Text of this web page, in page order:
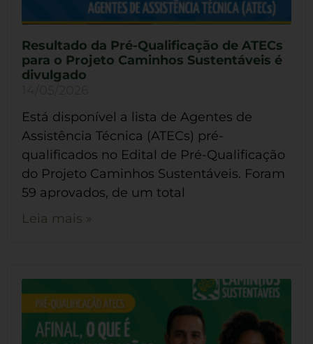
Resultado da Pré-Qualificação de ATECs
para o Projeto Caminhos Sustentáveis é
divulgado
Está disponível a lista de Agentes de
Assistência Técnica (ATECs) pré-
qualificados no Edital de Pré-Qualificação
do Projeto Caminhos Sustentáveis. Foram
59 aprovados, de um total
Leia mais »